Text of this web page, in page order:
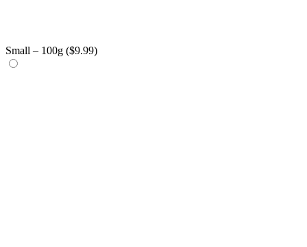
Small – 100g ($9.99)